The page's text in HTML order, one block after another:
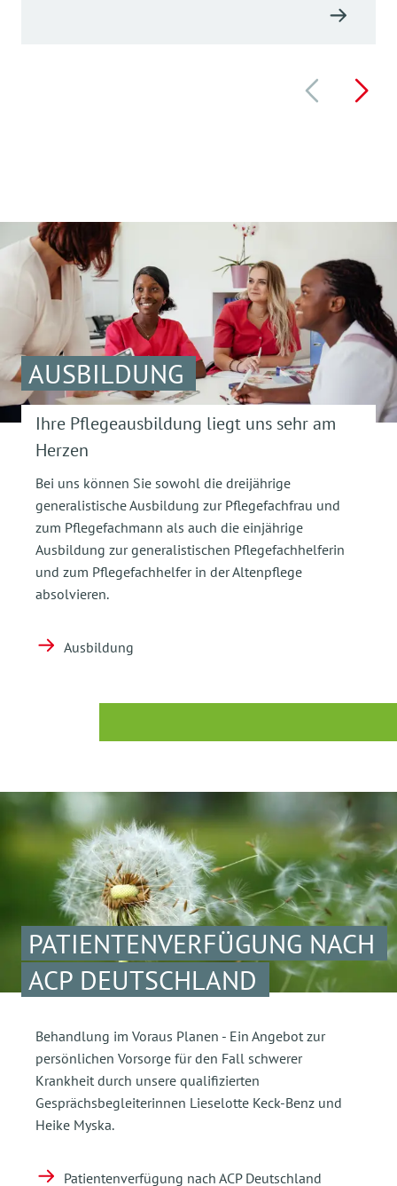
AUSBILDUNG
Ihre Pflegeausbildung liegt uns sehr am
Herzen
Bei uns können Sie sowohl die dreijährige
generalistische Ausbildung zur Pflegefachfrau und
zum Pflegefachmann als auch die einjährige
Ausbildung zur generalistischen Pflegefachhelferin
und zum Pflegefachhelfer in der Altenpflege
absolvieren.
Ausbildung
PATIENTENVERFÜGUNG NACH
ACP DEUTSCHLAND
Behandlung im Voraus Planen - Ein Angebot zur
persönlichen Vorsorge für den Fall schwerer
Krankheit durch unsere qualifizierten
Gesprächsbegleiterinnen Lieselotte Keck-Benz und
Heike Myska.
Patientenverfügung nach ACP Deutschland